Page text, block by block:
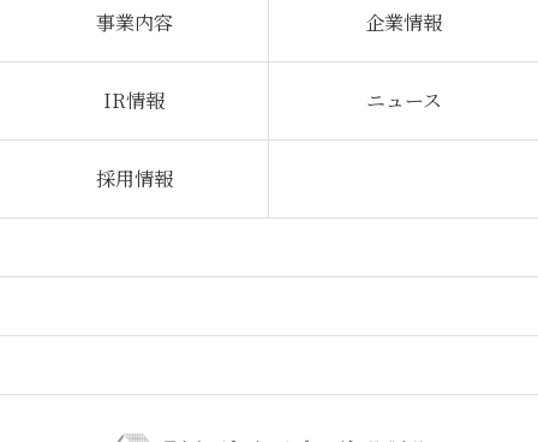
事業内容 企業情報
IR情報 ニュース
採用情報